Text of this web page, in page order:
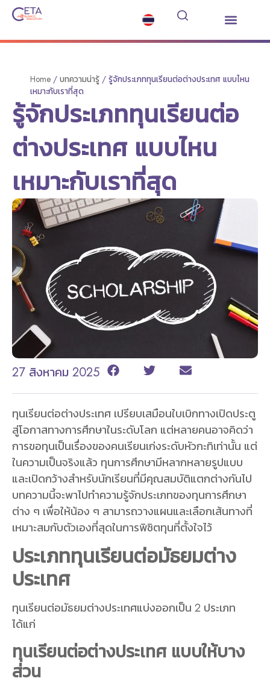
Home / บทความน่ารู้ / รู้จักประเภททุนเรียนต่อต่างประเทศ แบบไหน
เหมาะกับเราที่สุด
รู้จักประเภททุนเรียนต่อ
ต่างประเทศ แบบไหน
เหมาะกับเราที่สุด
27 สิงหาคม 2025
ทุนเรียนต่อต่างประเทศ เปรียบเสมือนใบเบิกทางเปิดประตู
สู่โอกาสทางการศึกษาในระดับโลก แต่หลายคนอาจคิดว่า
การขอทุนเป็นเรื่องของคนเรียนเก่งระดับหัวกะทิเท่านั้น แต่
ในความเป็นจริงแล้ว ทุนการศึกษามีหลากหลายรูปแบบ
และเปิดกว้างสำหรับนักเรียนที่มีคุณสมบัติแตกต่างกันไป
บทความนี้จะพาไปทำความรู้จักประเภทของทุนการศึกษา
ต่าง ๆ เพื่อให้น้อง ๆ สามารถวางแผนและเลือกเส้นทางที่
เหมาะสมกับตัวเองที่สุดในการพิชิตทุนที่ตั้งใจไว้
ประเภททุนเรียนต่อมัธยมต่าง
ประเทศ
ทุนเรียนต่อมัธยมต่างประเทศแบ่งออกเป็น 2 ประเภท
ได้แก่
ทุนเรียนต่อต่างประเทศ แบบให้บาง
ส่วน